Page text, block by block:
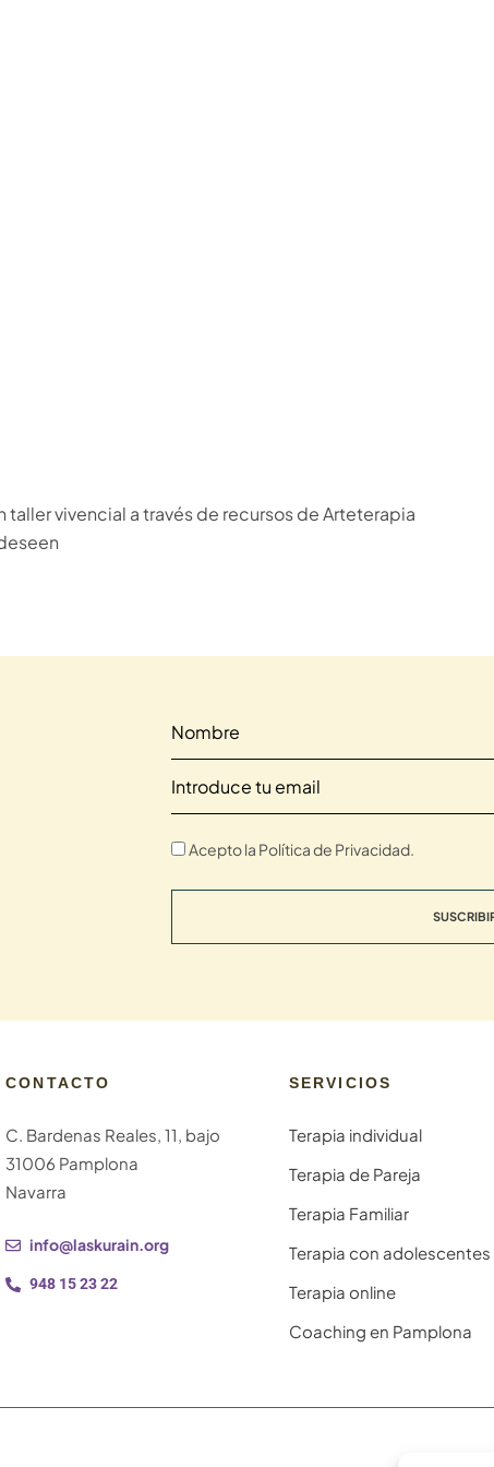
vivencial a través de recursos de Arteterapia
Acepto la Política de Privacidad.
CONTACTO
C. Bardenas Reales, 11, bajo
31006 Pamplona
Navarra
info@laskurain.org
948 15 23 22
SERVICIOS
Terapia individual
Terapia de Pareja
Terapia Familiar
Terapia con adolescentes
Terapia online
Coaching en Pamplona